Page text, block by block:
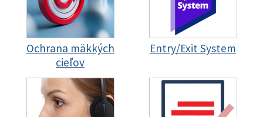
Ochrana mäkkých
cieľov
Entry/Exit System